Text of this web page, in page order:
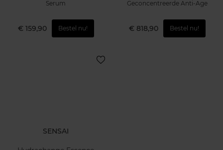
Serum
€ 159,90 Bestel nu!
Geconcentreerde Anti-Age
€ 818,90 Bestel nu!
SENSAI